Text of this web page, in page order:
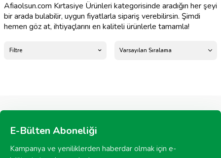
Afiaolsun.com Kırtasiye Ürünleri kategorisinde aradığın her şeyi
bir arada bulabilir, uygun fiyatlarla sipariş verebilirsin. Şimdi
hemen göz at, ihtiyaçlarını en kaliteli ürünlerle tamamla!
Filtre
E-Bülten Aboneliği
Kampanya ve yeniliklerden haberdar olmak için e-